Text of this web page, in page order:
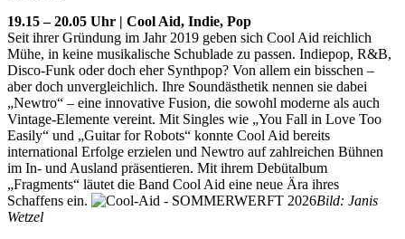
19.15 – 20.05 Uhr | Cool Aid, Indie, Pop
Seit ihrer Gründung im Jahr 2019 geben sich Cool Aid reichlich
Mühe, in keine musikalische Schublade zu passen. Indiepop, R&B,
Disco-Funk oder doch eher Synthpop? Von allem ein bisschen –
aber doch unvergleichlich. Ihre Soundästhetik nennen sie dabei
„Newtro“ – eine innovative Fusion, die sowohl moderne als auch
Vintage-Elemente vereint. Mit Singles wie „You Fall in Love Too
Easily“ und „Guitar for Robots“ konnte Cool Aid bereits
international Erfolge erzielen und Newtro auf zahlreichen Bühnen
im In- und Ausland präsentieren. Mit ihrem Debütalbum
„Fragments“ läutet die Band Cool Aid eine neue Ära ihres
Schaffens ein.
Bild: Janis
Wetzel